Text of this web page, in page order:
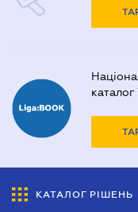
каталог
КАТАЛОГ РІШЕНЬ